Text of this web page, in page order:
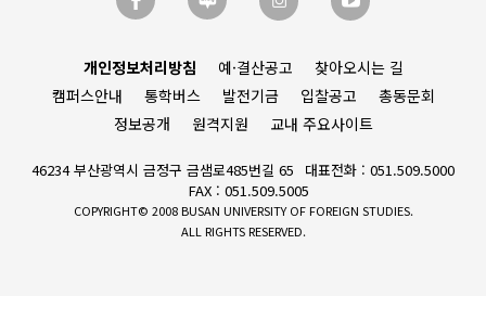
개인정보처리방침 예·결산공고
찾아오시는 길
캠퍼스안내
통학버스 발전기금 입찰공고
총동문회
정보공개
원격지원 교내 주요사이트
46234 부산광역시 금정구 금샘로485번길 65
대표전화 : 051.509.5000
FAX : 051.509.5005
COPYRIGHT© 2008 BUSAN UNIVERSITY OF FOREIGN STUDIES.
ALL RIGHTS RESERVED.